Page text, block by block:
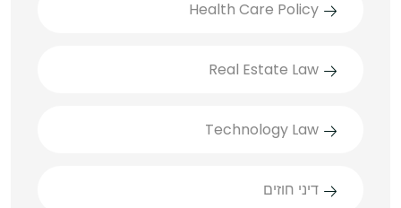
Health Care Policy
Real Estate Law
Technology Law
דיני חוזים